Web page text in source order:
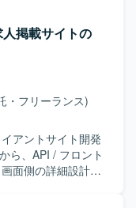
掲載サイトの
・フリーランス)
アントサイト開発
ら、API / フロント
面側の詳細設計書